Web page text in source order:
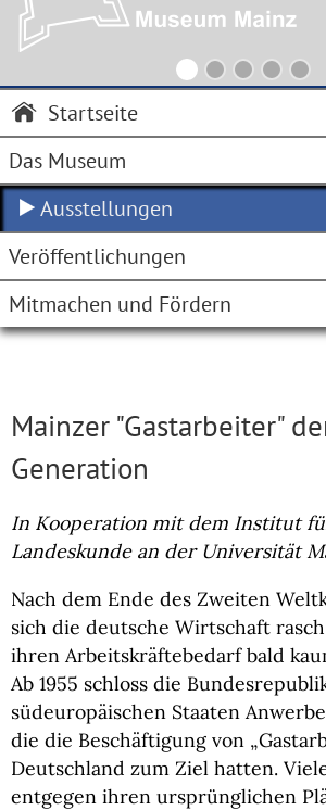
Startseite
Das Museum
Ausstellungen
Veröffentlichungen
Mitmachen und Fördern
Mainzer "Gastarbeiter"
Generation
In Kooperation mit dem Institut
Landeskunde an der Universität
Nach dem Ende des Zweiten
sich die deutsche Wirtschaft
ihren Arbeitskräftebedarf bald
Ab 1955 schloss die
südeuropäischen Staaten
die die Beschäftigung von
Deutschland zum Ziel hatten.
entgegen ihren ursprünglichen